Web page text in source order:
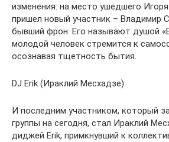
изменения: на место ушедшего
пришел новый участник – Владимир
бывший фрон. Его называют душой
молодой человек стремится к
осознавая тщетность бытия.
DJ Erik (Ираклий Месхадзе)
И последним участником, который
группы на сегодня, стал Ираклий
диджей Erik, примкнувший к